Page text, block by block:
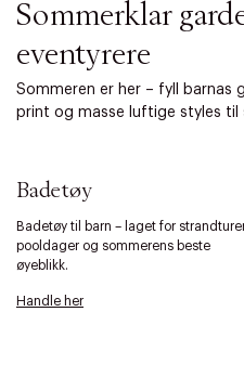
Sommerklar
eventyrere
Sommeren er her – fyll barnas
print og masse luftige styles til
Badetøy
Badetøy til barn – laget for
pooldager og sommerens beste
øyeblikk.
Handle her